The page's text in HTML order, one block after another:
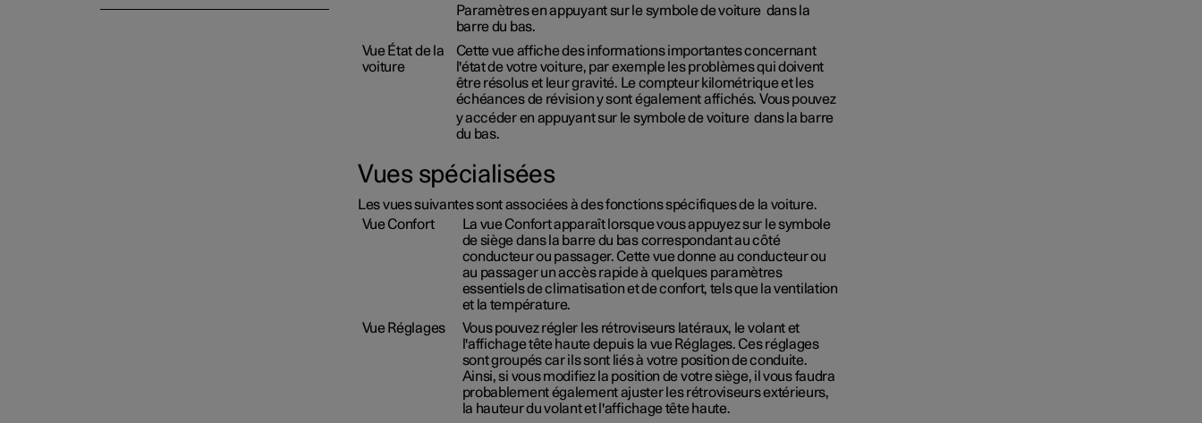
Paramètres en appuyant sur le symbole de voiture dans la
barre du bas.
Vue État de la
voiture
Cette vue affiche des informations importantes concernant
l'état de votre voiture, par exemple les problèmes qui doivent
être résolus et leur gravité. Le compteur kilométrique et les
échéances de révision y sont également affichés. Vous pouvez
y accéder en appuyant sur le symbole de voiture dans la barre
du bas.
Vues spécialisées
Les vues suivantes sont associées à des fonctions spécifiques de la voiture.
Vue Confort
La vue Confort apparaît lorsque vous appuyez sur le symbole
de siège dans la barre du bas correspondant au côté
conducteur ou passager. Cette vue donne au conducteur ou
au passager un accès rapide à quelques paramètres
essentiels de climatisation et de confort, tels que la ventilation
et la température.
Vue Réglages
Vous pouvez régler les rétroviseurs latéraux, le volant et
l'affichage tête haute depuis la vue Réglages. Ces réglages
sont groupés car ils sont liés à votre position de conduite.
Ainsi, si vous modifiez la position de votre siège, il vous faudra
probablement également ajuster les rétroviseurs extérieurs,
la hauteur du volant et l'affichage tête haute.